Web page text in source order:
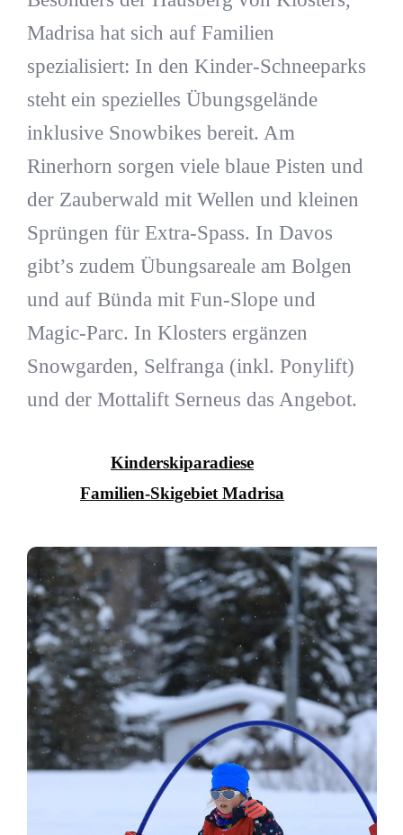
Madrisa hat sich auf Familien
spezialisiert: In den Kinder-Schneeparks
steht ein spezielles Übungsgelände
inklusive Snowbikes bereit. Am
Rinerhorn sorgen viele blaue Pisten und
der Zauberwald mit Wellen und kleinen
Sprüngen für Extra-Spass. In Davos
gibt’s zudem Übungsareale am Bolgen
und auf Bünda mit Fun-Slope und
Magic-Parc. In Klosters ergänzen
Snowgarden, Selfranga (inkl. Ponylift)
und der Mottalift Serneus das Angebot.
Kinderskiparadiese
Familien-Skigebiet Madrisa